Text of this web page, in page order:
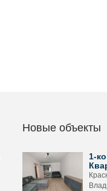
Новые объекты
1-